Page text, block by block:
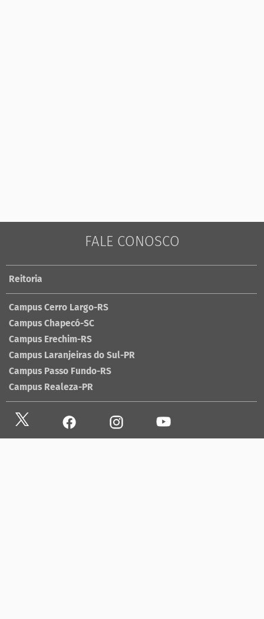
FALE CONOSCO
Reitoria
Campus Cerro Largo-RS
Campus Chapecó-SC
Campus Erechim-RS
Campus Laranjeiras do Sul-PR
Campus Passo Fundo-RS
Campus Realeza-PR